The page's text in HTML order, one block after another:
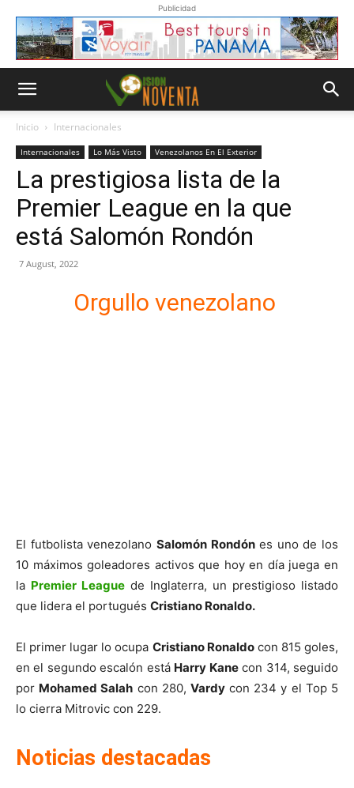
Publicidad
Inicio Internacionales
Internacionales Lo Más Visto Venezolanos En El Exterior
La prestigiosa lista de la
Premier League en la que
está Salomón Rondón
7 August, 2022
Orgullo venezolano
El futbolista venezolano Salomón Rondónes uno de los
10 máximos goleadores activos que hoy en día juega en
la Premier League de Inglaterra, un prestigioso listado
que lidera el portugués Cristiano Ronaldo.
El primer lugar lo ocupa Cristiano Ronaldocon 815 goles,
en el segundo escalón está Harry Kanecon 314, seguido
por Mohamed Salah con 280, Vardycon 234 y el Top 5
lo cierra Mitrovic con 229.
Noticias destacadas